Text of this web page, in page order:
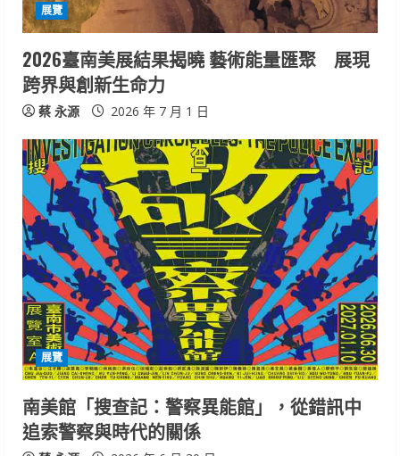
展覽
2026臺南美展結果揭曉 藝術能量匯聚 展現
跨界與創新生命力
蔡 永源 2026 年 7 月 1 日
展覽
南美館「搜查記：警察異能館」，從錯訊中
追索警察與時代的關係